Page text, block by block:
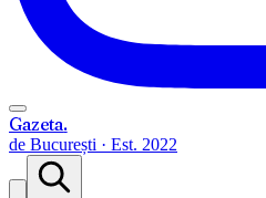
Gazeta.
de București · Est. 2022